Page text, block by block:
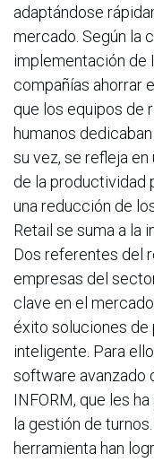
adaptándose
mercado. Según la
implementación de
compañías ahorrar
que los equipos de
humanos
su vez, se refleja
de la productividad
una reducción de
Retail se suma a la
Dos referentes del
empresas del
clave en el
éxito soluciones de
inteligente. Para
software avanzado
INFORM, que les
la gestión de
herramienta han